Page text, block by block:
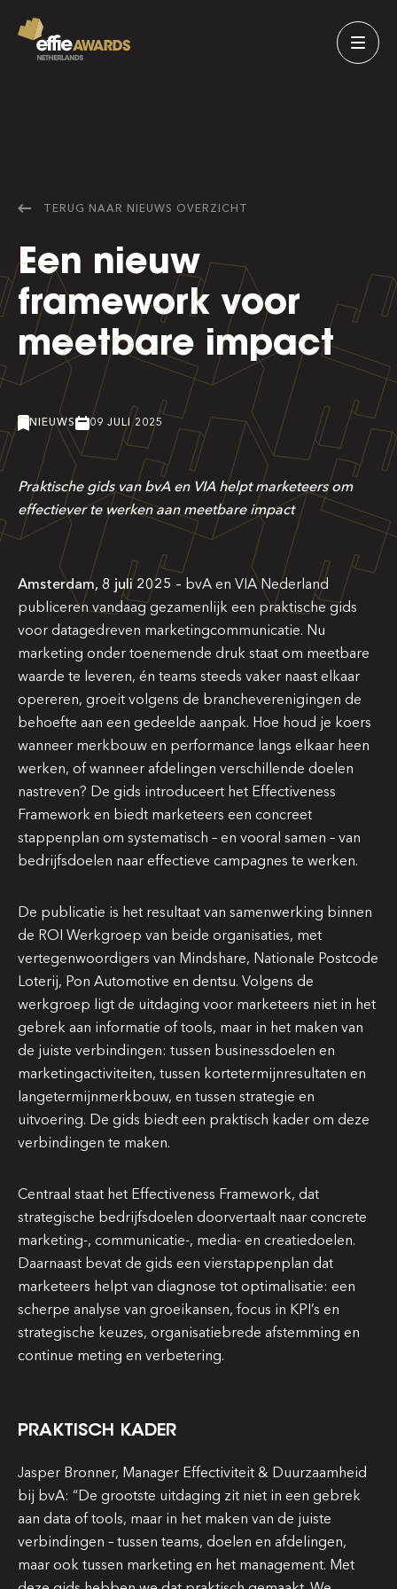
TERUG NAAR NIEUWS OVERZICHT
Een nieuw
framework voor
meetbare impact
NIEUWS 09 JULI 2025
Praktische gids van bvA en VIA helpt marketeers om
effectiever te werken aan meetbare impact
Amsterdam, 8 juli 2025 – bvA en VIA Nederland
publiceren vandaag gezamenlijk een praktische gids
voor datagedreven marketingcommunicatie. Nu
marketing onder toenemende druk staat om meetbare
waarde te leveren, én teams steeds vaker naast elkaar
opereren, groeit volgens de brancheverenigingen de
behoefte aan een gedeelde aanpak. Hoe houd je koers
wanneer merkbouw en performance langs elkaar heen
werken, of wanneer afdelingen verschillende doelen
nastreven? De gids introduceert het Effectiveness
Framework en biedt marketeers een concreet
stappenplan om systematisch – en vooral samen – van
bedrijfsdoelen naar effectieve campagnes te werken.
De publicatie is het resultaat van samenwerking binnen
de ROI Werkgroep van beide organisaties, met
vertegenwoordigers van Mindshare, Nationale Postcode
Loterij, Pon Automotive en dentsu. Volgens de
werkgroep ligt de uitdaging voor marketeers niet in het
gebrek aan informatie of tools, maar in het maken van
de juiste verbindingen: tussen businessdoelen en
marketingactiviteiten, tussen kortetermijnresultaten en
langetermijnmerkbouw, en tussen strategie en
uitvoering. De gids biedt een praktisch kader om deze
verbindingen te maken.
Centraal staat het Effectiveness Framework, dat
strategische bedrijfsdoelen doorvertaalt naar concrete
marketing-, communicatie-, media- en creatiedoelen.
Daarnaast bevat de gids een vierstappenplan dat
marketeers helpt van diagnose tot optimalisatie: een
scherpe analyse van groeikansen, focus in KPI’s en
strategische keuzes, organisatiebrede afstemming en
continue meting en verbetering.
PRAKTISCH KADER
Jasper Bronner, Manager Effectiviteit & Duurzaamheid
bij bvA: “De grootste uitdaging zit niet in een gebrek
aan data of tools, maar in het maken van de juiste
verbindingen – tussen teams, doelen en afdelingen,
maar ook tussen marketing en het management. Met